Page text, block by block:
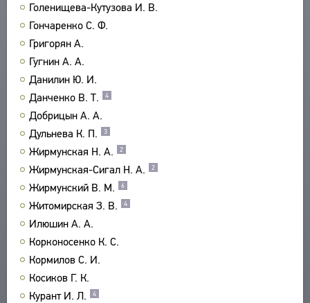
Голенищева-Кутузова И. В.
Гончаренко С. Ф.
Григорян А.
Гугнин А. А.
Данилин Ю. И.
Данченко В. Т.
4
Добрицын А. А.
Дульнева К. П.
3
Жирмунская Н. А. 2
Жирмунская-Сигал Н. А. 2
Жирмунский В. М. 6
Житомирская З. В. 4
Илюшин А. А.
Корконосенко К. С.
Кормилов С. И.
Косиков Г. К.
Курант И. Л.
4
КОРПУС
БИБЛИОТЕКА
ЭНЦИКЛОПЕДИЯ
ТЕЗАУРУС
ФУНКЦИОНАЛЬНОСТЬ
УКАЗАТЕЛИ
ПОИСК
СОЗДАТЕЛИ ПРОЕКТА
ЗАКЛАДКИ